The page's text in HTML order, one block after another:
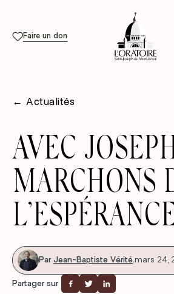
Faire un don
← Actualités
AVEC
MARCHONS
Par Jean-Baptiste Vérité.mars 24,
Partager sur